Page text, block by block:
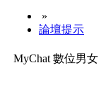
»
論壇提示
MyChat 數位男女